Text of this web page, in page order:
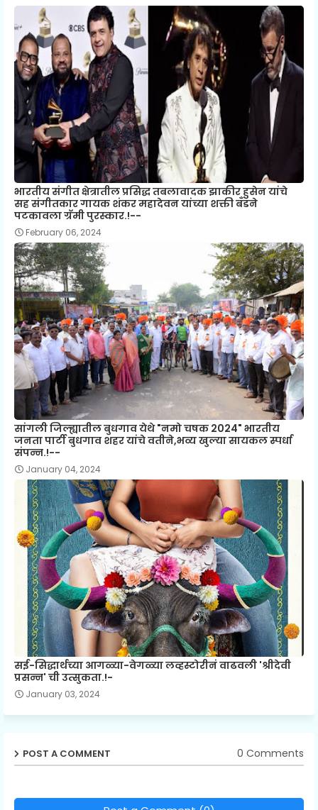
भारतीय संगीत क्षेत्रातील प्रसिद्ध तबलावादक झाकीर हुसेन यांचे
सह संगीतकार गायक शंकर महादेवन यांच्या शक्ती बँडने
पटकावला ग्रॅमी पुरस्कार.!--
February 06, 2024
सांगली जिल्ह्यातील बुधगाव येथे "नमो चषक 2024" भारतीय
जनता पार्टी बुधगाव शहर यांचे वतीने,भव्य खुल्या सायकल स्पर्धा
संपन्न.!--
January 04, 2024
सई-सिद्धार्थच्या आगळ्या-वेगळ्या लव्हस्टोरीनं वाढवली 'श्रीदेवी
प्रसन्न' ची उत्सुकता.!-
January 03, 2024
POST A COMMENT 0 Comments